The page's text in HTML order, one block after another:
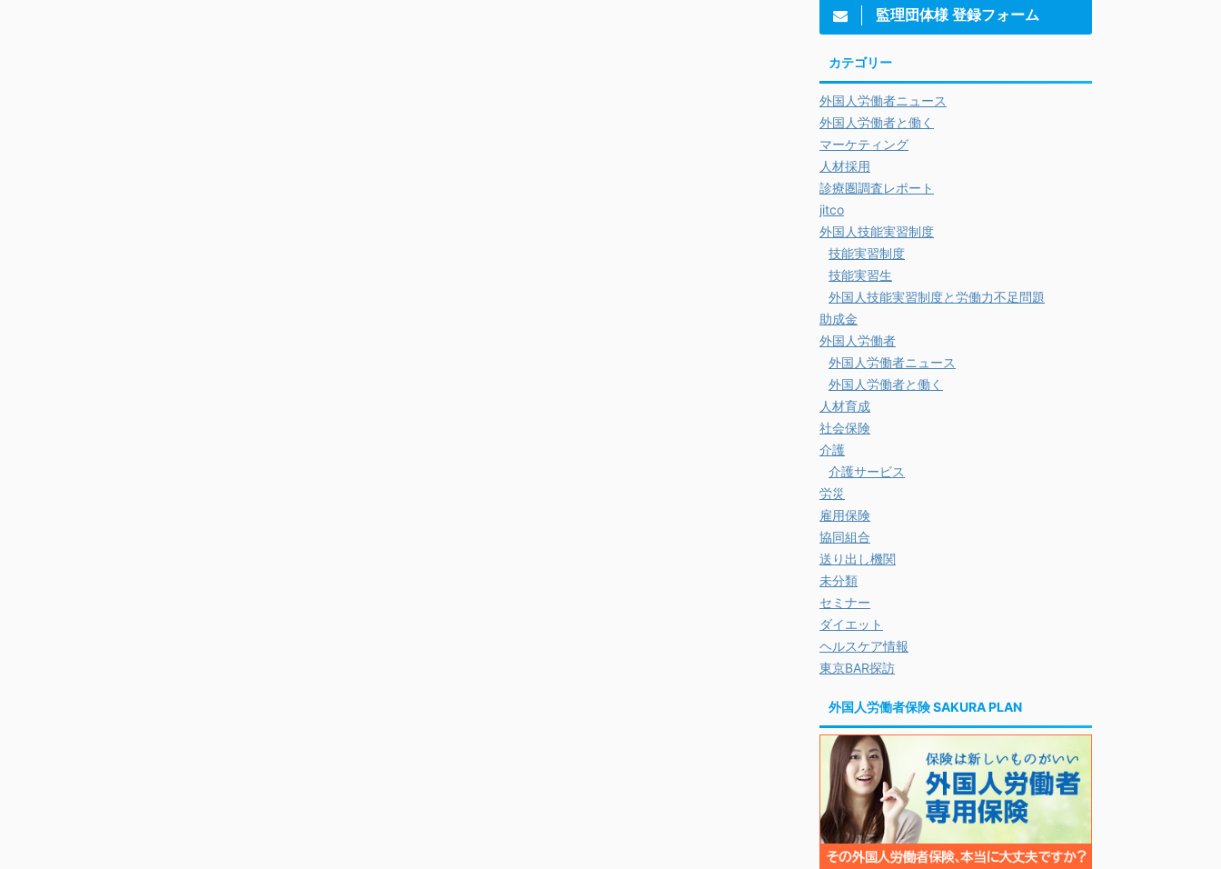
監理団体様 登録フォーム
カテゴリー
外国人労働者ニュース
外国人労働者と働く
マーケティング
人材採用
診療圏調査レポート
jitco
外国人技能実習制度
技能実習制度
技能実習生
外国人技能実習制度と労働力不足問題
助成金
外国人労働者
外国人労働者ニュース
外国人労働者と働く
人材育成
社会保険
介護
介護サービス
労災
雇用保険
協同組合
送り出し機関
未分類
セミナー
ダイエット
ヘルスケア情報
東京BAR探訪
外国人労働者保険 SAKURA PLAN